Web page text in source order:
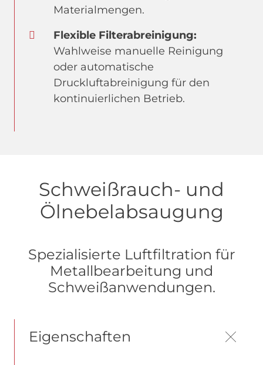
Materialmengen.
Flexible Filterabreinigung:
Wahlweise manuelle Reinigung
oder automatische
Druckluftabreinigung für den
kontinuierlichen Betrieb.
Schweißrauch- und
Ölnebelabsaugung
Spezialisierte Luftfiltration für
Metallbearbeitung und
Schweißanwendungen.
Eigenschaften